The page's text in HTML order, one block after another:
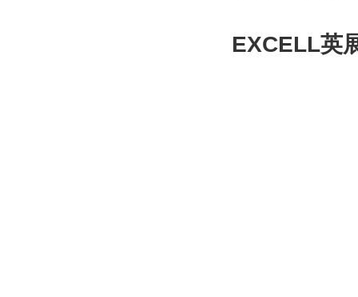
EXCELL英